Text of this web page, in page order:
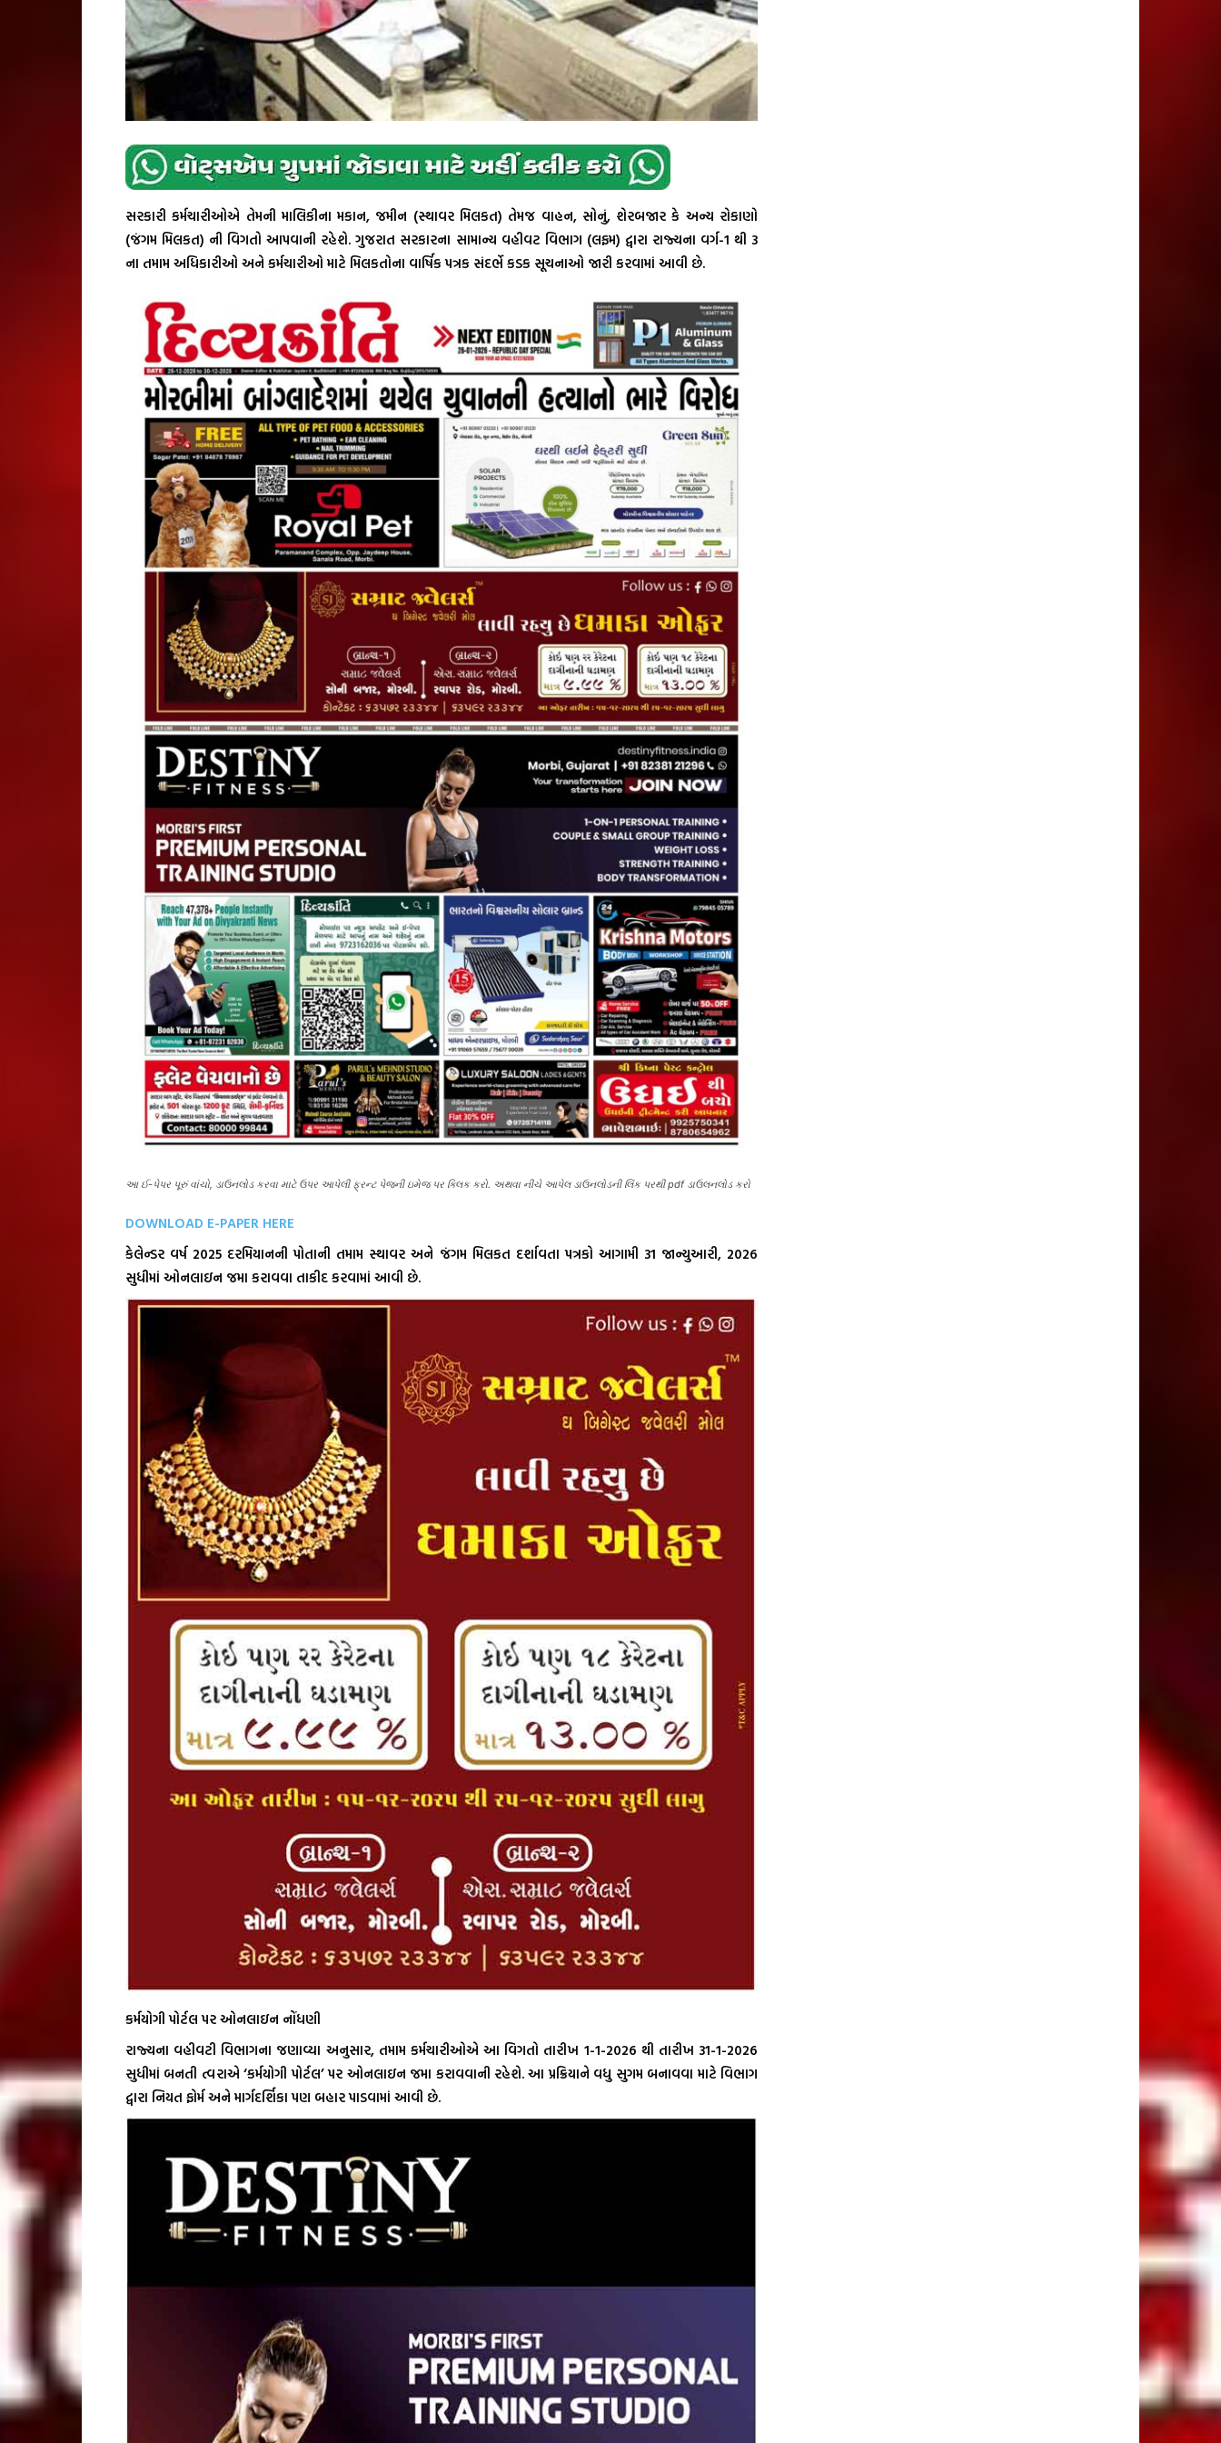
સરકારી કર્મચારીઓએ તેમની માલિકીના મકાન, જમીન (સ્થાવર મિલકત) તેમજ વાહન, સોનું, શેરબજાર કે અન્ય રોકાણો
(જંગમ મિલકત) ની વિગતો આપવાની રહેશે. ગુજરાત સરકારના સામાન્ય વહીવટ વિભાગ (લફમ) દ્વારા રાજ્યના વર્ગ-1 થી 3
ના તમામ અધિકારીઓ અને કર્મચારીઓ માટે મિલકતોના વાર્ષિક પત્રક સંદર્ભે કડક સૂચનાઓ જારી કરવામાં આવી છે.
આ ઈ-પેપર પૂરું વાંચો, ડાઉનલોડ કરવા માટે ઉપર આપેલી ફ્રન્ટ પેજની ઇમેજ પર ક્લિક કરો. અથવા નીચે આપેલ ડાઉનલોડની લિંક પરથી pdf ડાઉલનલોડ કરો
DOWNLOAD E-PAPER HERE
કેલેન્ડર વર્ષ 2025 દરમિયાનની પોતાની તમામ સ્થાવર અને જંગમ મિલકત દર્શાવતા પત્રકો આગામી 31 જાન્યુઆરી, 2026
સુધીમાં ઓનલાઇન જમા કરાવવા તાકીદ કરવામાં આવી છે.
કર્મયોગી પોર્ટલ પર ઓનલાઇન નોંધણી
રાજ્યના વહીવટી વિભાગના જણાવ્યા અનુસાર, તમામ કર્મચારીઓએ આ વિગતો તારીખ 1-1-2026 થી તારીખ 31-1-2026
સુધીમાં બનતી ત્વરાએ ‘કર્મયોગી પોર્ટલ’ પર ઓનલાઇન જમા કરાવવાની રહેશે. આ પ્રક્રિયાને વધુ સુગમ બનાવવા માટે વિભાગ
દ્વારા નિયત ફોર્મ અને માર્ગદર્શિકા પણ બહાર પાડવામાં આવી છે.